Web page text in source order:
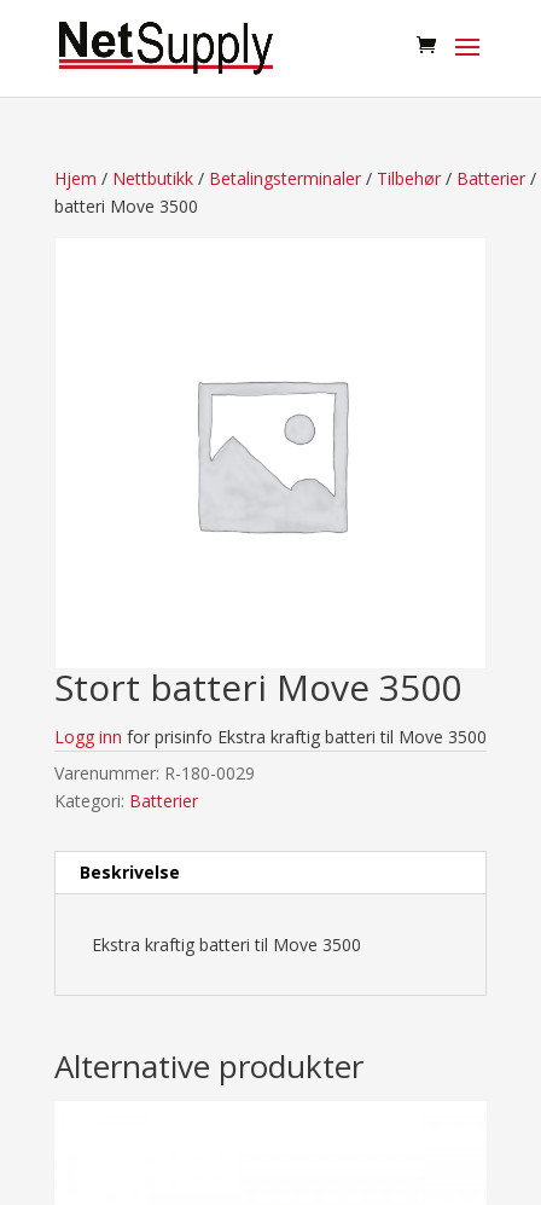
Hjem / Nettbutikk/ Betalingsterminaler/ Tilbehør/ Batterier/
batteri Move 3500
Stort batteri Move 3500
Logg inn for prisinfo Ekstra kraftig batteri til Move 3500
Varenummer: R-180-0029
Kategori: Batterier
Beskrivelse
Ekstra kraftig batteri til Move 3500
Alternative produkter